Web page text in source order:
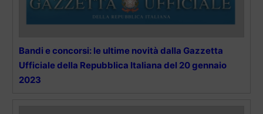
Bandi e concorsi: le ultime novità dalla Gazzetta
Ufficiale della Repubblica Italiana del 20 gennaio
2023